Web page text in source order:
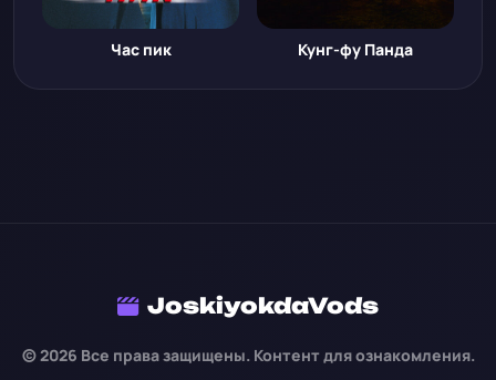
Час пик Кунг-фу Панда
JoskiyokdaVods
© 2026 Все права защищены. Контент для ознакомления.